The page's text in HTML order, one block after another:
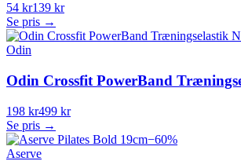
54 kr139 kr
Se pris →
Odin
Odin Crossfit PowerBand
198 kr499 kr
Se pris →
−60%
Aserve